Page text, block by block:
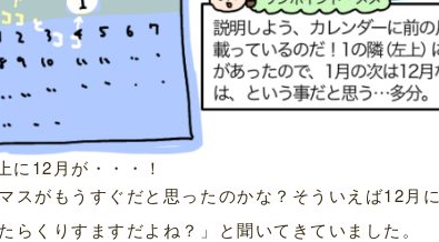
に12月が・・・！
スがもうすぐだと思ったのかな？そういえば12月
らくりすますだよね？」と聞いてきていました。